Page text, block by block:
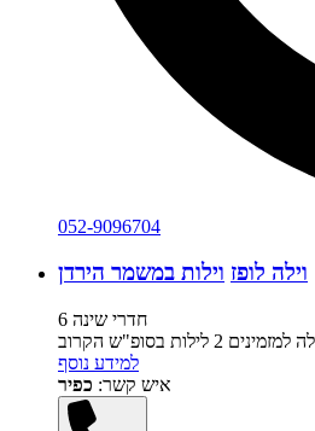
052-9096704
וילה לופז וילות במשמר הירדן
6 חדרי שינה
למידע נוסף
איש קשר: כפיר